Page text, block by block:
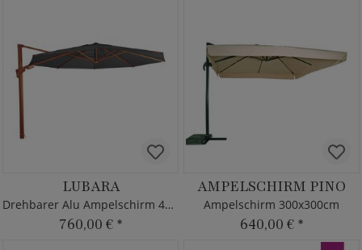
LUBARA
Drehbarer Alu Ampelschirm 450cm
760,00 € *
AMPELSCHIRM PINO
Ampelschirm 300x300cm
640,00 € *